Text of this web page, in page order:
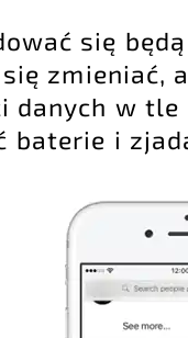
się
zmieniać,
danych w
baterie i